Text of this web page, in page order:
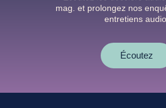
mag. et prolongez nos
entretiens
Écoutez